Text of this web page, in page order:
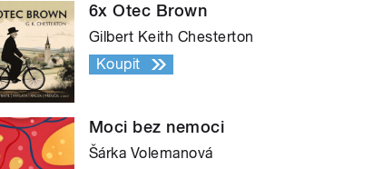
6x Otec Brown
Gilbert Keith Chesterton
Koupit
Moci bez nemoci
Šárka Volemanová